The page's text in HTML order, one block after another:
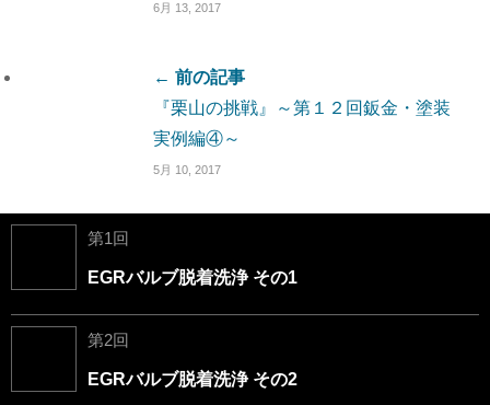
6月 13, 2017
← 前の記事
『栗山の挑戦』～第１２回鈑金・塗装
実例編④～
5月 10, 2017
第1回
EGRバルブ脱着洗浄 その1
第2回
EGRバルブ脱着洗浄 その2